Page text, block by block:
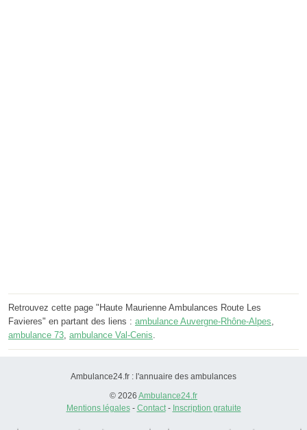
Retrouvez cette page "Haute Maurienne Ambulances Route Les
Favieres" en partant des liens : ambulance Auvergne-Rhône-Alpes,
ambulance 73, ambulance Val-Cenis.
Ambulance24.fr : l'annuaire des ambulances
© 2026 Ambulance24.fr
Mentions légales- Contact- Inscription gratuite